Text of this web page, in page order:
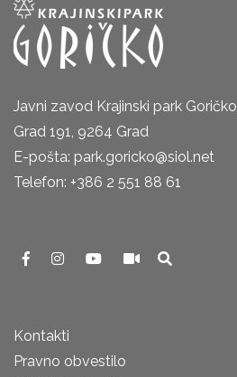
Javni zavod Krajinski park Goričko
Grad 191, 9264 Grad
E-pošta: park.goricko@siol.net
Telefon: +386 2 551 88 61
Kontakti
Pravno obvestilo